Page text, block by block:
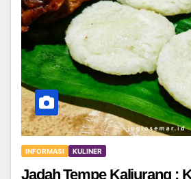
INFORMASI KULINER
Jadah Tempe Kaliurang :